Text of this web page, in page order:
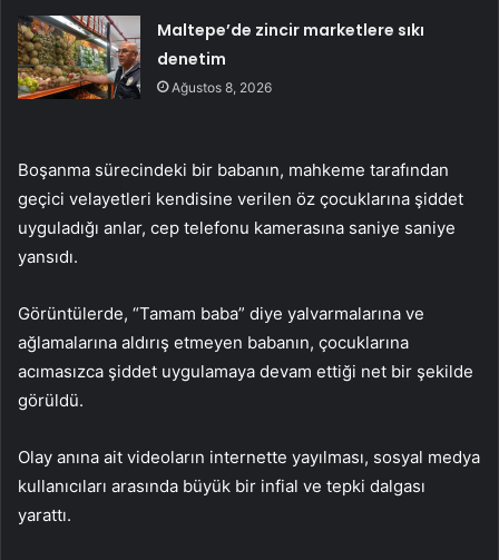
Maltepe’de zincir marketlere sıkı
denetim
Ağustos 8, 2026
Boşanma sürecindeki bir babanın, mahkeme tarafından
geçici velayetleri kendisine verilen öz çocuklarına şiddet
uyguladığı anlar, cep telefonu kamerasına saniye saniye
yansıdı.
Görüntülerde, “Tamam baba” diye yalvarmalarına ve
ağlamalarına aldırış etmeyen babanın, çocuklarına
acımasızca şiddet uygulamaya devam ettiği net bir şekilde
görüldü.
Olay anına ait videoların internette yayılması, sosyal medya
kullanıcıları arasında büyük bir infial ve tepki dalgası
yarattı.